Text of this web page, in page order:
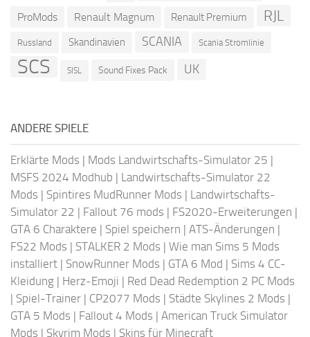
ProMods Renault Magnum Renault Premium RJL
Russland Skandinavien SCANIA Scania Stromlinie
SCS SISL Sound Fixes Pack UK
ANDERE SPIELE
Erklärte Mods | Mods Landwirtschafts-Simulator 25 |
MSFS 2024 Modhub | Landwirtschafts-Simulator 22
Mods | Spintires MudRunner Mods | Landwirtschafts-
Simulator 22 | Fallout 76 mods | FS2020-Erweiterungen |
GTA 6 Charaktere | Spiel speichern | ATS-Änderungen |
FS22 Mods | STALKER 2 Mods | Wie man Sims 5 Mods
installiert | SnowRunner Mods | GTA 6 Mod | Sims 4 CC-
Kleidung | Herz-Emoji | Red Dead Redemption 2 PC Mods
| Spiel-Trainer | CP2077 Mods | Städte Skylines 2 Mods |
GTA 5 Mods | Fallout 4 Mods | American Truck Simulator
Mods | Skyrim Mods | Skins für Minecraft